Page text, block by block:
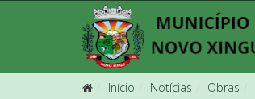
Início Notícias Obras